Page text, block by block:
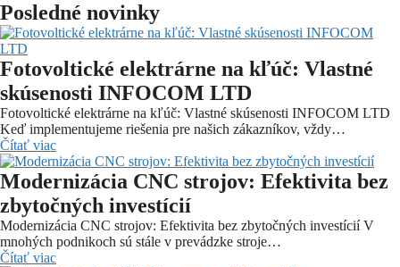
Posledné novinky
Fotovoltické elektrárne na kľúč: Vlastné
skúsenosti INFOCOM LTD
Fotovoltické elektrárne na kľúč: Vlastné skúsenosti INFOCOM LTD
Keď implementujeme riešenia pre našich zákazníkov, vždy…
Čítať viac
Modernizácia CNC strojov: Efektivita bez
zbytočných investícií
Modernizácia CNC strojov: Efektivita bez zbytočných investícií V
mnohých podnikoch sú stále v prevádzke stroje…
Čítať viac